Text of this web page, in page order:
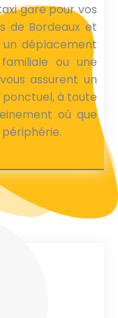
gare pour vos
de Bordeaux et
déplacement
ou une
assurent un
à toute
où que